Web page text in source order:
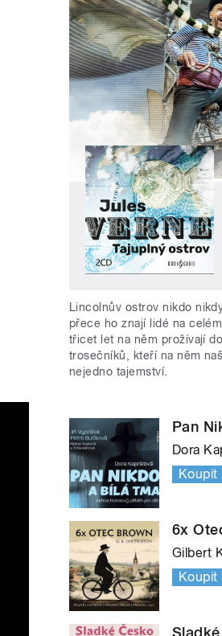
Lincolnův ostrov nikdo
přece ho znají lidé na
třicet let na něm prožívají
trosečníků, kteří na něm
nejedno tajemství.
Pan
Dora
Koupit
6x
Gilbert
Koupit